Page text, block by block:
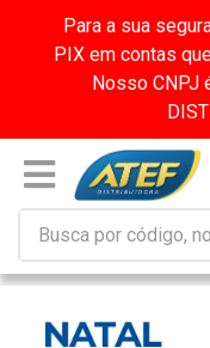
Para a sua
PIX em contas
Nosso CNPJ